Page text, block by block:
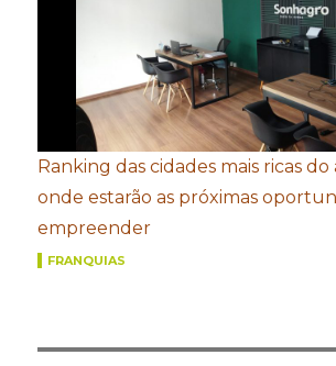
Ranking das cidades mais ricas
onde estarão as próximas
empreender
FRANQUIAS